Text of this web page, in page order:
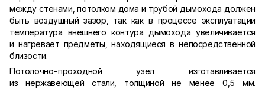
между стенами, потолком дома и трубой дымохода должен
быть воздушный зазор, так как в процессе эксплуатации
температура внешнего контура дымохода увеличивается
и нагревает предметы, находящиеся в непосредственной
близости.
Потолочно-проходной узел изготавливается
из нержавеющей стали, толщиной не менее 0,5 мм.